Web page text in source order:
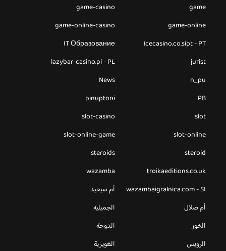
game
game-casino
game-online
game-online-casino
icecasino.co.sipt - PT
IT Образование
jurist
lazybar-casino.pl - PL
n_pu
News
PB
pinuptoni
slot
slot-casino
slot-online
slot-online-game
steroid
steroids
troikaeditions.co.uk
wazamba
wazambaigralnica.com - SI
أم سيعيد
أم صلال
الجميلية
الخور
الدوحة
الرويس
الغويرية